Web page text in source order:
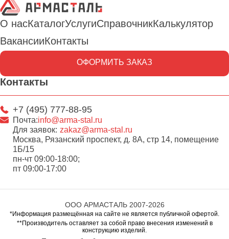
О насКаталогУслугиСправочникКалькулятор
ВакансииКонтакты
ОФОРМИТЬ ЗАКАЗ
Контакты
+7 (495) 777-88-95
Почта:info@arma-stal.ru
Для заявок: zakaz@arma-stal.ru
Москва, Рязанский проспект, д. 8А, стр 14, помещение
1Б/15
пн-чт 09:00-18:00;
пт 09:00-17:00
ООО АРМАСТАЛЬ 2007-2026
*Информация размещённая на сайте не является публичной офертой.
**Производитель оставляет за собой право внесения изменений в
конструкцию изделий.